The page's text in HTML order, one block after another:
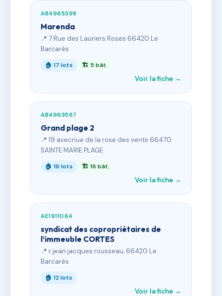
AB4965398
Marenda
📍 7 Rue des Lauriers Roses 66420 Le
Barcarès
🏠 17 lots 🏗 5 bât.
Voir la fiche →
AB4963567
Grand plage 2
📍 19 avecnue de la rose des vents 66470
SAINTE MARIE PLAGE
🏠 16 lots 🏗 16 bât.
Voir la fiche →
AE1911064
syndicat des copropriétaires de
l’immeuble CORTES
📍 r jean jacques rousseau, 66420 Le
Barcarès
🏠 12 lots
Voir la fiche →